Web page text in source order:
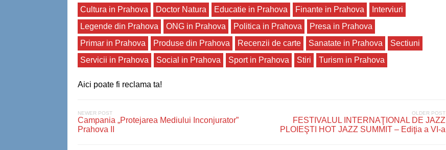
Cultura in Prahova Doctor Natura Educatie in Prahova Finante in Prahova
Interviuri
Legende din Prahova
ONG in Prahova Politica in Prahova
Presa in Prahova
Primar in Prahova
Produse din Prahova Recenzii de carte Sanatate in Prahova
Sectiuni
Servicii in Prahova
Social in Prahova Sport in Prahova Stiri Turism in Prahova
Aici poate fi reclama ta!
NEWER POST
Campania „Protejarea Mediului Inconjurator”
Prahova II
OLDER POST
FESTIVALUL INTERNAŢIONAL DE JAZZ
PLOIEŞTI HOT JAZZ SUMMIT – Ediţia a VI-a